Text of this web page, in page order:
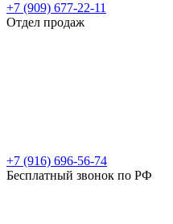
+7 (909) 677-22-11
Отдел продаж
+7 (916) 696-56-74
Бесплатный звонок по РФ